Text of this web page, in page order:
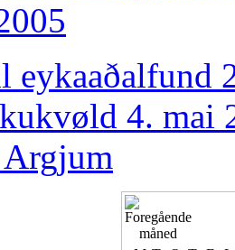
eykaaðalfund
4. mai
Argjum